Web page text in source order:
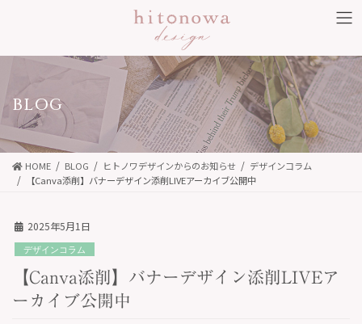
に
動
ョ
に
BLOG
HOME BLOG ヒトノワデザインからのお知らせ
デザインコラム
【Canva添削】バナーデザイン添削LIVEアーカイブ公開中
2025年5月1日
デザインコラム
【Canva添削】バナーデザイン添削LIVEア
ーカイブ公開中